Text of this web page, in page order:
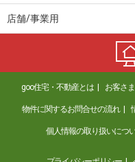
京都府京都市右京区西京
価 格
専有面積
間取り
1K
京都府宇治市五ケ庄
店舗/事業用
goo住宅・不動産とは お客さ
物件に関するお問合せの流れ
個人情報の取り扱いにつ